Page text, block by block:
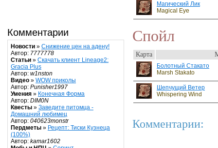
Комментарии
Новости » Снижение цен на адену!
Автор: 7777778
Статьи » Скачать клиент Lineage2:
Gracia Plus
Автор: w1nston
Видео » WOW приколы
Автор: Punisher1997
Умения » Конечная Форма
Автор: DIM0N
Квесты » Заведите питомца -
Домашний любимец
Автор: 040623monstr
Пердметы » Рецепт: Тиски Кузнеца
(100%)
Автор: kamar1602
Магический Лик
Magical Eye
Спойл
Карта
Болотный Стакато
Marsh Stakato
Шепчущий Ветер
Whispering Wind
Комментарии: